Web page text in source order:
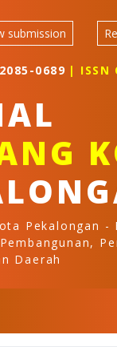
submission
0689 | ISSN
Pekalongan -
Daerah